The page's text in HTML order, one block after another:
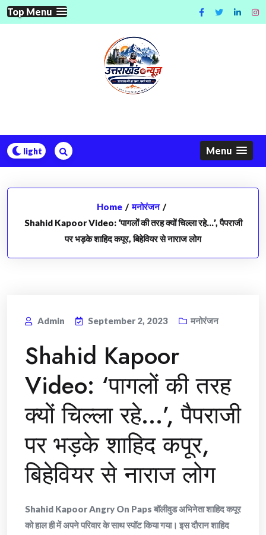
Skip
to
Top Menu
Menu
Home / मनोरंजन /
Shahid Kapoor Video: ‘पागलों की तरह क्यों चिल्ला रहे…’, पैपराजी
पर भड़के शाहिद कपूर, बिहेवियर से नाराज लोग
Admin September 2, 2023 मनोरंजन
Shahid Kapoor
Video: ‘पागलों की तरह
क्यों चिल्ला रहे…’, पैपराजी
पर भड़के शाहिद कपूर,
बिहेवियर से नाराज लोग
Shahid Kapoor Angry On Paps बॉलीवुड अभिनेता शाहिद कपूर
को हाल ही में अपने परिवार के साथ स्पॉट किया गया। इस दौरान शाहिद